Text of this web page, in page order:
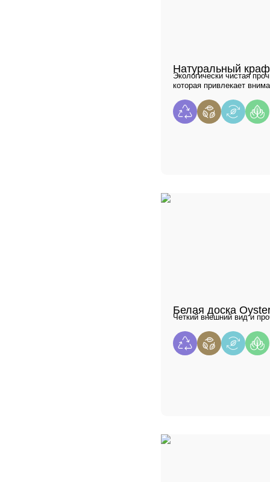
Натуральный
Экологически чистая
которая привлекает
Белая доска
Четкий внешний вид и